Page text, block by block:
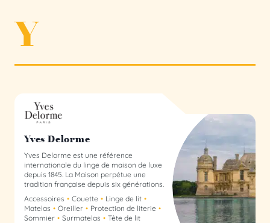
Y
Yves Delorme Collectif
Yves Delorme
Yves Delorme est une référence
internationale du linge de maison de luxe
depuis 1845. La Maison perpétue une
tradition française depuis six générations.
Accessoires
Couette
Linge de lit
Matelas
Oreiller
Protection de literie
Sommier
Surmatelas Tête de lit